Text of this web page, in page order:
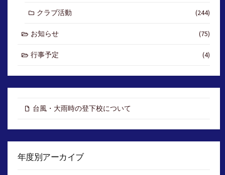
クラブ活動 (244)
お知らせ (75)
行事予定 (4)
台風・大雨時の登下校について
年度別アーカイブ